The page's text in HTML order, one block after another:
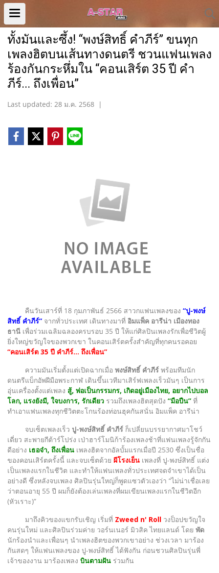
ทั้งมันและซึ้ง! “พงษ์สิทธิ์ คำภีร์” ขนทุก
เพลงฮิตบนเส้นทางดนตรี ชวนแฟนเพลง
ร้องกันกระหึ่มใน “คอนเสิร์ต 35 ปี คำ
ภีร์... ถึงเพื่อน”
Last updated: 28 ม.ค. 2568 |
คืนวันเสาร์ที่ 18 กุมภาพันธ์ 2566 สาวกแฟนเพลงของ “ปู-พงษ์
สิทธิ์ คำภีร์” จากทั่วประเทศ เดินทางมาที่ อิมแพ็ค อารีน่า เมืองทอง
ธานี เพื่อร่วมเฉลิมฉลองครบรอบ 35 ปี ให้แก่ศิลปินเพลงรักเพื่อชีวิตผู้
ยิ่งใหญ่ขวัญใจของพวกเขา ในคอนเสิร์ตครั้งสำคัญที่ทุกคนรอคอย
“คอนเสิร์ต 35 ปี คำภีร์... ถึงเพื่อน”
ความมันเริ่มตั้งแต่เปิดฉากเมื่อ พงษ์สิทธิ์ คำภีร์ พร้อมทีมนัก
ดนตรีแบ็กอัพฝีมือพระกาฬ เดินขึ้นเวทีมาเสิร์ฟเพลงเร็วมันๆ เป็นการ
อุ่นเครื่องตั้งแต่เพลง สู้, พ่อเป็นกรรมกร, เกิดอยู่เมืองไทย, อยากไปบอล
โลก, แรงยังมี, ใจบงการ, รักเดียว รวมถึงเพลงฮิตสุดปัง “มือปืน” ที่
ทำเอาแฟนเพลงทุกชีวิตตะโกนร้องท่อนฮุคกันสนั่น อิมแพ็ค อารีน่า
จบเซ็ตเพลงเร็ว ปู-พงษ์สิทธิ์ คำภีร์ ก็เปลี่ยนบรรยากาศมาโชว์
เดี่ยว สะพายกีต้าร์โปร่ง เป่าฮาร์โมนิก้าร้องเพลงช้าที่แฟนเพลงรู้จักกัน
ดีอย่าง เธอจ๋า, ถึงเพื่อน เพลงฮิตจากอัลบั้มแรกเมื่อปี 2530 ซึ่งเป็นชื่อ
ของคอนเสิร์ตครั้งนี้ และจบเซ็ตด้วย ผีโรงเย็น เพลงที่ ปู-พงษ์สิทธิ์ แต่ง
เป็นเพลงแรกในชีวิต และทำให้แฟนเพลงทั่วประเทศจดจำเขาได้เป็น
อย่างดี ซึ่งหลังจบเพลง ศิลปินรุ่นใหญ่ก็พูดแซวตัวเองว่า “ไม่น่าเชื่อเลย
ว่าตอนอายุ 55 ปี ผมก็ยังต้องเล่นเพลงที่ผมเขียนเพลงแรกในชีวิตอีก
(หัวเราะ)”
มาถึงคิวของแขกรับเชิญ เริ่มที่ Zweed n' Roll วงป็อปขวัญใจ
คนรุ่นใหม่ และศิลปินร่วมค่าย วอร์นเนอร์ มิวสิค ไทยแลนด์ โดย พัด
นักร้องนำและเพื่อนๆ นำเพลงฮิตของพวกเขาอย่าง ช่วงเวลา มาร้อง
กันสดๆ ให้แฟนเพลงของ ปู-พงษ์สิทธิ์ ได้ฟังกัน ก่อนชวนศิลปินรุ่นพี่
เจ้าของงาน มาร้องเพลง บินตามฝัน ร่วมกัน